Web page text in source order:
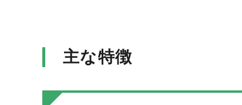
主な特徴